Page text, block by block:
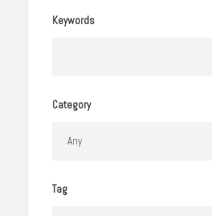
Keywords
Category
Tag